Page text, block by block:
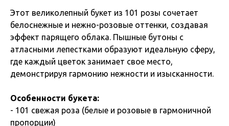
Этот великолепный букет из 101 розы сочетает
белоснежные и нежно-розовые оттенки, создавая
эффект парящего облака. Пышные бутоны с
атласными лепестками образуют идеальную сферу,
где каждый цветок занимает свое место,
демонстрируя гармонию нежности и изысканности.
Особенности букета:
- 101 свежая роза (белые и розовые в гармоничной
пропорции)